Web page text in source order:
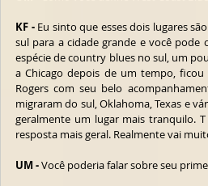
KF - Eu sinto que esses dois lugares
sul para a cidade grande e você pode
espécie de country blues no sul, um
a Chicago depois de um tempo,
Rogers com seu belo
migraram do sul, Oklahoma, Texas e
geralmente um lugar mais tranquilo.
resposta mais geral. Realmente vai
UM - Você poderia falar sobre seu